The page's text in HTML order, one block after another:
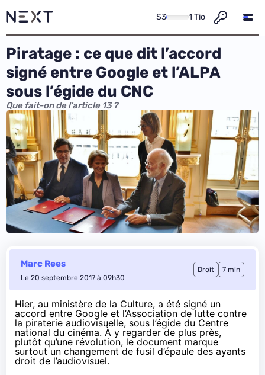
S3 1 Tio
Piratage : ce que dit l’accord
signé entre Google et l’ALPA
sous l’égide du CNC
Que fait-on de l'article 13 ?
Marc Rees
Le 20 septembre 2017 à 09h30
Droit 7 min
Hier, au ministère de la Culture, a été signé un
accord entre Google et l’Association de lutte contre
la piraterie audiovisuelle, sous l’égide du Centre
national du cinéma. À y regarder de plus près,
plutôt qu’une révolution, le document marque
surtout un changement de fusil d’épaule des ayants
droit de l’audiovisuel.